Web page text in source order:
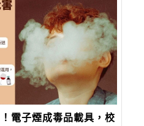
電子煙成毒品載具，校